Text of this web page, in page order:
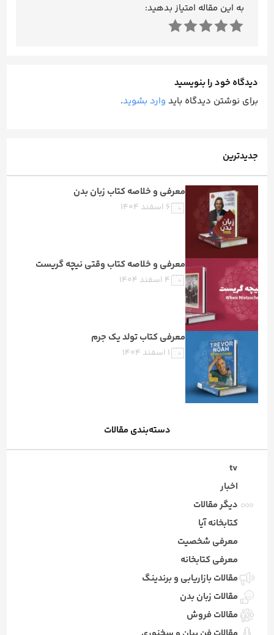
به این مقاله امتیاز بدهید:
دیدگاه خود را بنویسید
برای نوشتن دیدگاه باید وارد بشوید.
جدیدترین
معرفی و خلاصه کتاب زبان بدن
۶ اسفند ۱۴۰۴
معرفی و خلاصه کتاب وقتی نیچه گریست
۴ اسفند ۱۴۰۴
معرفی کتاب تولد یک جرم
۱ اسفند ۱۴۰۴
دسته‌بندی مقالات
tv
اخبار
دیگر مقالات
کتابخانه آیا
معرفی شخصیت
معرفی کتابخانه
مقالات بازاریابی و برندینگ
مقالات زبان بدن
مقالات فروش